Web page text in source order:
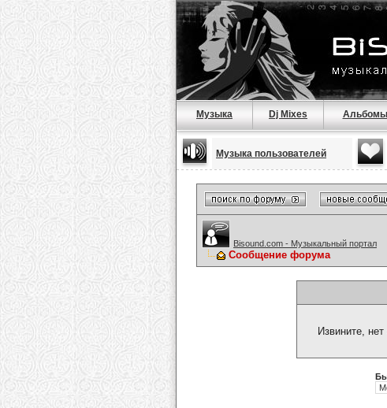
Музыка Dj Mixes Альбомы
Музыка пользователей
Bisound.com - Музыкальный портал
Сообщение форума
Извините,